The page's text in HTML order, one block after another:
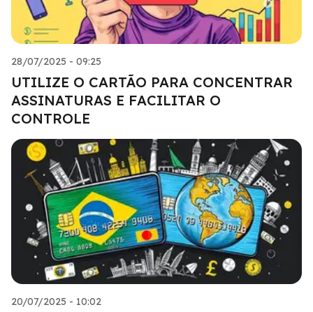
28/07/2025 - 09:25
UTILIZE O CARTÃO PARA CONCENTRAR
ASSINATURAS E FACILITAR O
CONTROLE
20/07/2025 - 10:02